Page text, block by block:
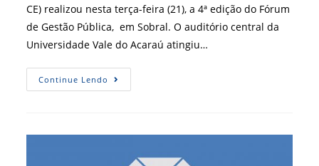
CE) realizou nesta terça-feira (21), a 4ª edição do Fórum
de Gestão Pública, em Sobral. O auditório central da
Universidade Vale do Acaraú atingiu…
Continue Lendo Sobral
Recebe
Pública